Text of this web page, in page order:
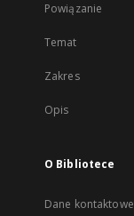
Powiązanie
Temat
Zakres
Opis
O Bibliotece
Dane kontaktowe